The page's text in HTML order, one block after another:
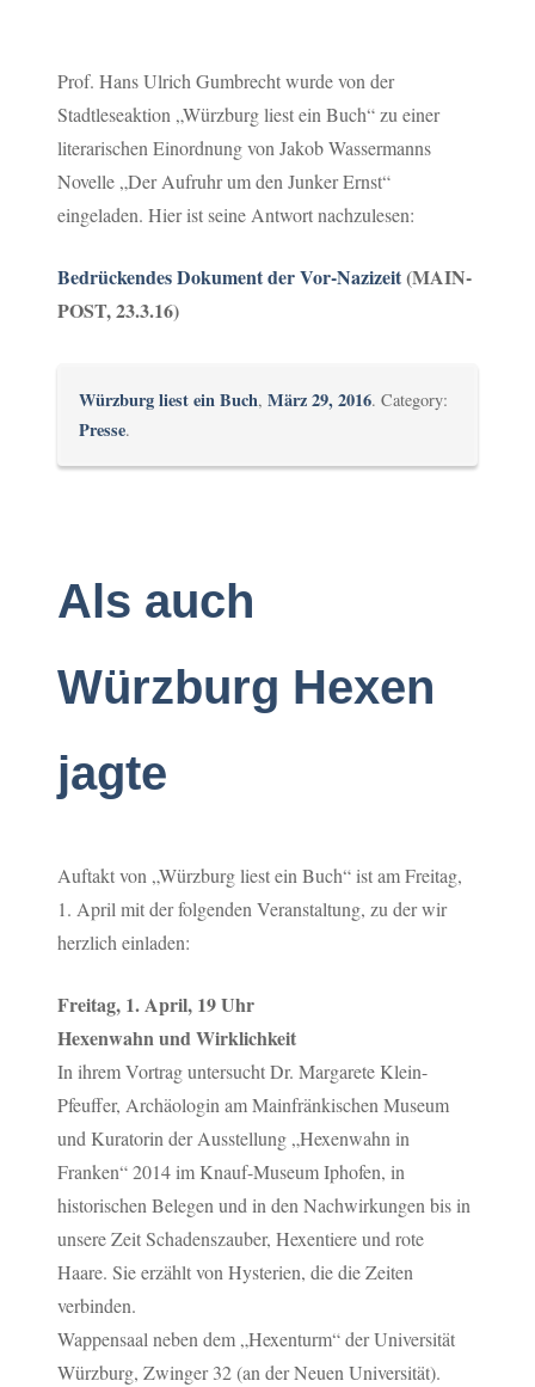
Prof. Hans Ulrich Gumbrecht wurde von der
Stadtleseaktion „Würzburg liest ein Buch“ zu einer
literarischen Einordnung von Jakob Wassermanns
Novelle „Der Aufruhr um den Junker Ernst“
eingeladen. Hier ist seine Antwort nachzulesen:
Bedrückendes Dokument der Vor-Nazizeit(MAIN-
POST, 23.3.16)
Würzburg liest ein Buch,März 29, 2016. Category:
Presse.
Als auch
Würzburg Hexen
jagte
Auftakt von „Würzburg liest ein Buch“ ist am Freitag,
1. April mit der folgenden Veranstaltung, zu der wir
herzlich einladen:
Freitag, 1. April, 19 Uhr
Hexenwahn und Wirklichkeit
In ihrem Vortrag untersucht Dr. Margarete Klein-
Pfeuffer, Archäologin am Mainfränkischen Museum
und Kuratorin der Ausstellung „Hexenwahn in
Franken“ 2014 im Knauf-Museum Iphofen, in
historischen Belegen und in den Nachwirkungen bis in
unsere Zeit Schadenszauber, Hexentiere und rote
Haare. Sie erzählt von Hysterien, die die Zeiten
verbinden.
Wappensaal neben dem „Hexenturm“ der Universität
Würzburg, Zwinger 32 (an der Neuen Universität).